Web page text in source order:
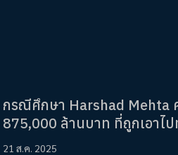
กรณีศึกษา Harshad Mehta
875,000 ล้านบาท ที่ถูกเอาไ
21 ส.ค. 2025